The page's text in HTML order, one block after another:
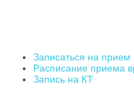
Записаться на прием
Расписание приема
Запись на КТ